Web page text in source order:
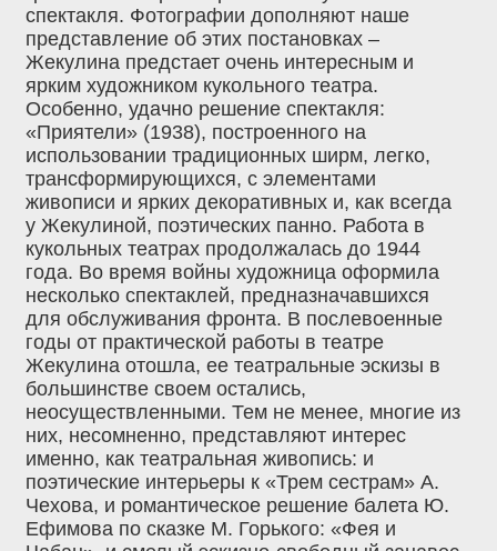
спектакля. Фотографии дополняют наше
представление об этих постановках –
Жекулина предстает очень интересным и
ярким художником кукольного театра.
Особенно, удачно решение спектакля:
«Приятели» (1938), построенного на
использовании традиционных ширм, легко,
трансформирующихся, с элементами
живописи и ярких декоративных и, как всегда
у Жекулиной, поэтических панно. Работа в
кукольных театрах продолжалась до 1944
года. Во время войны художница оформила
несколько спектаклей, предназначавшихся
для обслуживания фронта. В послевоенные
годы от практической работы в театре
Жекулина отошла, ее театральные эскизы в
большинстве своем остались,
неосуществленными. Тем не менее, многие из
них, несомненно, представляют интерес
именно, как театральная живопись: и
поэтические интерьеры к «Трем сестрам» А.
Чехова, и романтическое решение балета Ю.
Ефимова по сказке М. Горького: «Фея и